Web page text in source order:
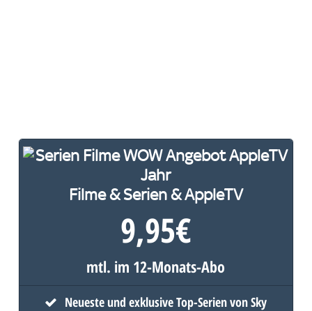
Filme & Serien & AppleTV
9,95€
mtl. im 12-Monats-Abo
Neueste und exklusive Top-Serien von Sky